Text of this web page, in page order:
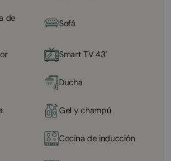
de
Sofá
Smart TV 43'
Ducha
Gel y champú
Cocina de inducción